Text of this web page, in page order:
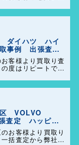
願いします＼
ダイハツ ハイ
事例 出張査
南店！
客様より買取り査
度はリピートでの
対応させていただ
ろしくお願いしま
区 VOLVO
査定 ハッピー
お客様より買取り
括査定から弊社を